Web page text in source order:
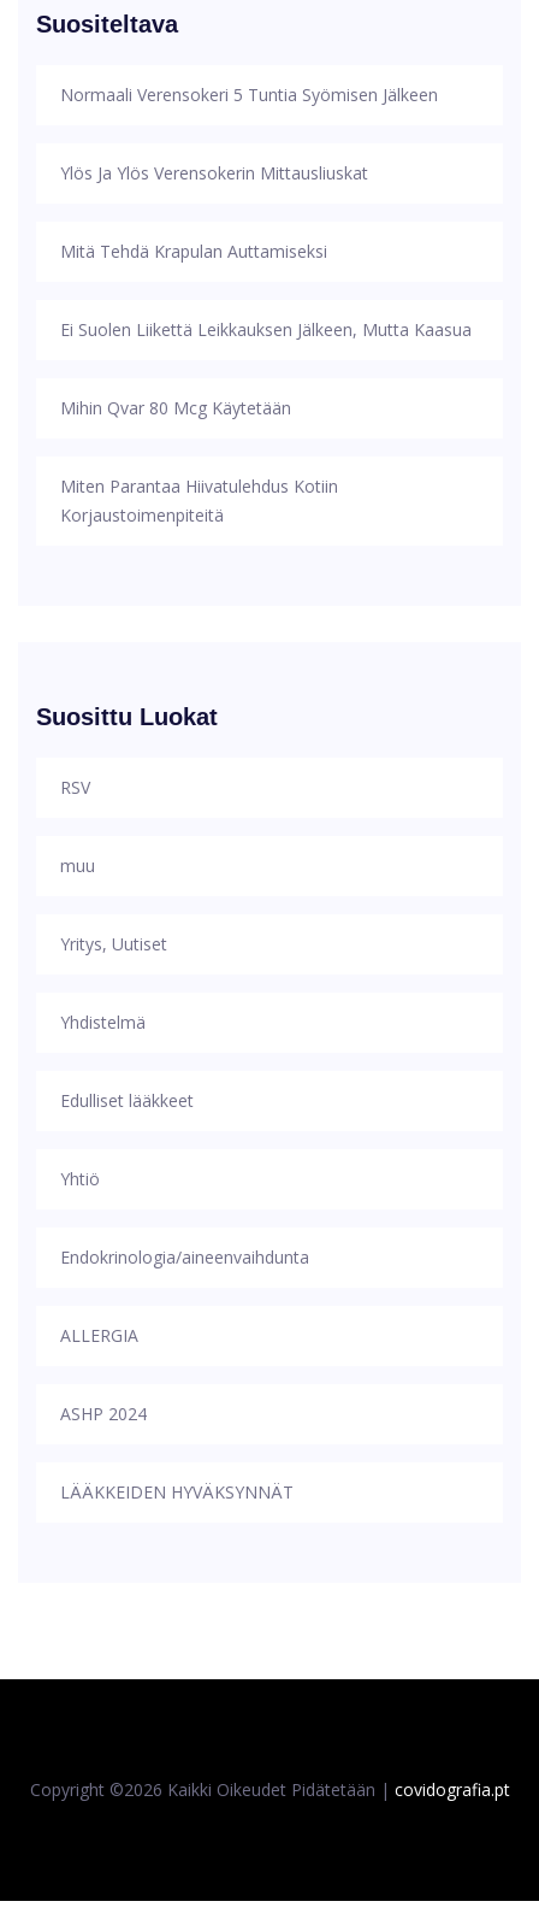
Suositeltava
Normaali Verensokeri 5 Tuntia Syömisen Jälkeen
Ylös Ja Ylös Verensokerin Mittausliuskat
Mitä Tehdä Krapulan Auttamiseksi
Ei Suolen Liikettä Leikkauksen Jälkeen, Mutta Kaasua
Mihin Qvar 80 Mcg Käytetään
Miten Parantaa Hiivatulehdus Kotiin
Korjaustoimenpiteitä
Suosittu Luokat
RSV
muu
Yritys, Uutiset
Yhdistelmä
Edulliset lääkkeet
Yhtiö
Endokrinologia/aineenvaihdunta
ALLERGIA
ASHP 2024
LÄÄKKEIDEN HYVÄKSYNNÄT
Copyright ©2026 Kaikki Oikeudet Pidätetään | covidografia.pt